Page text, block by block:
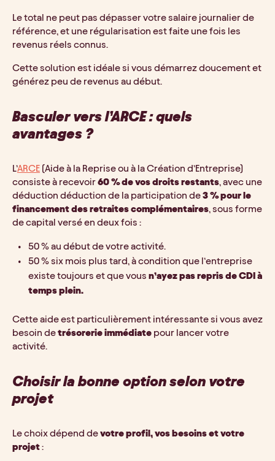
Le total ne peut pas dépasser votre salaire journalier de
référence, et une régularisation est faite une fois les
revenus réels connus.
Cette solution est idéale si vous démarrez doucement et
générez peu de revenus au début.
Basculer vers l’ARCE : quels
avantages ?
L’ARCE (Aide à la Reprise ou à la Création d’Entreprise)
consiste à recevoir 60 % de vos droits restants, avec une
déduction déduction de la participation de 3 % pour le
financement des retraites complémentaires, sous forme
de capital versé en deux fois :
50 % au début de votre activité.
50 % six mois plus tard, à condition que l’entreprise
existe toujours et que vous n’ayez pas repris de CDI à
temps plein.
Cette aide est particulièrement intéressante si vous avez
besoin de trésorerie immédiate pour lancer votre
activité.
Choisir la bonne option selon votre
projet
Le choix dépend de votre profil, vos besoins et votre
projet :